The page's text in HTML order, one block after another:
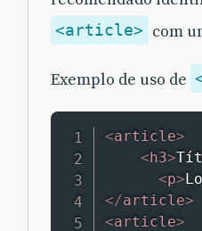
<article> com
Exemplo de uso de
<article>
<h3>
<p>
</article>
<article>